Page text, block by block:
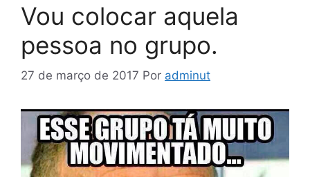
Vou colocar aquela
pessoa no grupo.
27 de março de 2017 Por adminut